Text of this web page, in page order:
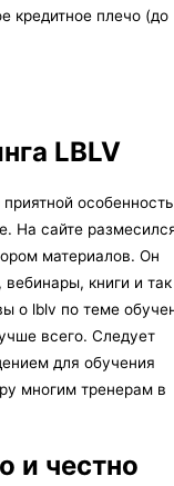
кредитное плечо (до
LBLV
На сайте
материалов. Он
книги и так
о lblv по теме
всего. Следует
для обучения
многим тренерам в
и честно